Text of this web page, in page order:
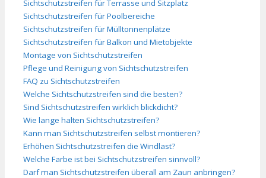
Sichtschutzstreifen für Terrasse und Sitzplatz
Sichtschutzstreifen für Poolbereiche
Sichtschutzstreifen für Mülltonnenplätze
Sichtschutzstreifen für Balkon und Mietobjekte
Montage von Sichtschutzstreifen
Pflege und Reinigung von Sichtschutzstreifen
FAQ zu Sichtschutzstreifen
Welche Sichtschutzstreifen sind die besten?
Sind Sichtschutzstreifen wirklich blickdicht?
Wie lange halten Sichtschutzstreifen?
Kann man Sichtschutzstreifen selbst montieren?
Erhöhen Sichtschutzstreifen die Windlast?
Welche Farbe ist bei Sichtschutzstreifen sinnvoll?
Darf man Sichtschutzstreifen überall am Zaun anbringen?